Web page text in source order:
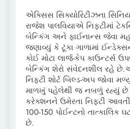
એક્સિસ સિક્યોરિટીઝના
રાજેશ પાલવિયાએ નિફ્ટીમાં
બેન્કિંગ અને ફાઈનાન્સ જેવા
જણાવ્યું કે ટૂંકા ગાળામાં
કોઈ મોટા લાર્જ-કેપ કાઉન્ટર્સ
બેન્કિંગ શેરો સંવેદનશીલ રહે
નિફ્ટી શોર્ટ બિલ્ડ-અપ જોવા
માળખું પહેલેથી જ નબળું રહ્યું છે
કરેક્શનને ઉમેરતા નિફ્ટી
100-150 પોઈન્ટનો તાત્કાલિક
છે.